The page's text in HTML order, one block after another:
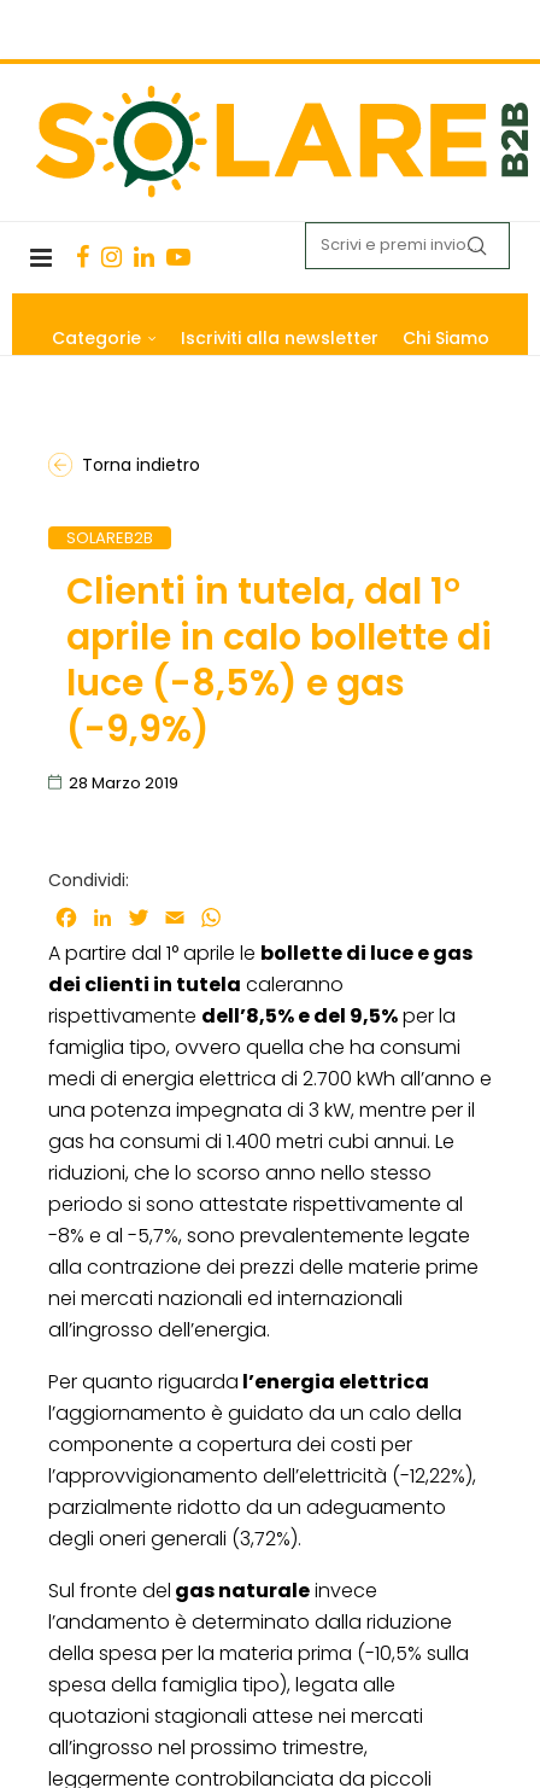
Categorie Iscriviti alla newsletter Chi Siamo
Torna indietro
SOLAREB2B
Clienti in tutela, dal 1°
aprile in calo bollette di
luce (-8,5%) e gas
(-9,9%)
28 Marzo 2019
Condividi:
Facebook
LinkedInTwitter
Email
A partire dal 1° aprile le bollette di luce e gas
dei clienti in tutela caleranno
rispettivamente dell’8,5% e del 9,5%per la
famiglia tipo, ovvero quella che ha consumi
medi di energia elettrica di 2.700 kWh all’anno e
una potenza impegnata di 3 kW, mentre per il
gas ha consumi di 1.400 metri cubi annui. Le
riduzioni, che lo scorso anno nello stesso
periodo si sono attestate rispettivamente al
-8% e al -5,7%, sono prevalentemente legate
alla contrazione dei prezzi delle materie prime
nei mercati nazionali ed internazionali
all’ingrosso dell’energia.
Per quanto riguarda l’energia elettrica
l’aggiornamento è guidato da un calo della
componente a copertura dei costi per
l’approvvigionamento dell’elettricità (-12,22%),
parzialmente ridotto da un adeguamento
degli oneri generali (3,72%).
Sul fronte del gas naturaleinvece
l’andamento è determinato dalla riduzione
della spesa per la materia prima (-10,5% sulla
spesa della famiglia tipo), legata alle
quotazioni stagionali attese nei mercati
all’ingrosso nel prossimo trimestre,
leggermente controbilanciata da piccoli